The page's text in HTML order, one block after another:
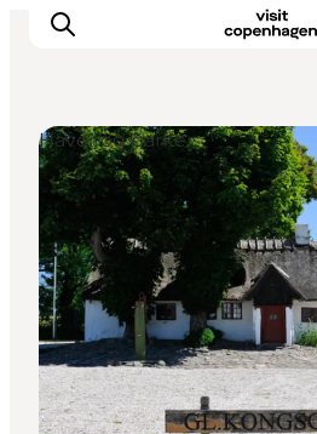
Aktiviteter
Spise og drikke
Planlegg turen din
Haver og parker